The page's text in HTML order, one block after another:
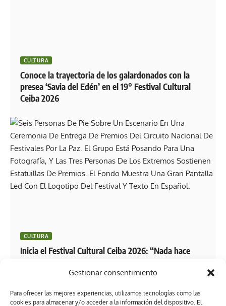
Gestionar consentimiento
Para ofrecer las mejores experiencias, utilizamos tecnologías como las
cookies para almacenar y/o acceder a la información del dispositivo. El
CULTURA
Conoce la trayectoria de los galardonados con la
presea ‘Savia del Edén’ en el 19° Festival Cultural
Ceiba 2026
CULTURA
Inicia el Festival Cultural Ceiba 2026: “Nada hace
enorgullece más que su cultura vibrante y